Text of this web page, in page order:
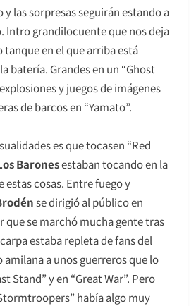
y las sorpresas seguirán estando a
Intro grandilocuente que nos deja
en el que arriba está
batería. Grandes en un “Ghost
y juegos de imágenes
de barcos en “Yamato”.
es que tocasen “Red
Baronesestaban tocando en la
estas cosas. Entre fuego y
se dirigió al público en
que se marchó mucha gente tras
estaba repleta de fans del
amilana a unos guerreros que lo
Stand” y en “Great War”. Pero
había algo muy